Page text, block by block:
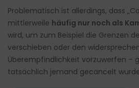
Problematisch ist allerdings, dass
mittlerweile häufig nur noch als
wird, um zum Beispiel die Grenzen
verschieben oder den
Überempfindlichkeit vorzuwerfen –
tatsächlich jemand gecancelt